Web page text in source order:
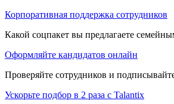
Корпоративная поддержка сотрудников
Какой соцпакет вы предлагаете
Оформляйте кандидатов онлайн
Проверяйте сотрудников и
Ускорьте подбор в 2 раза с Talantix